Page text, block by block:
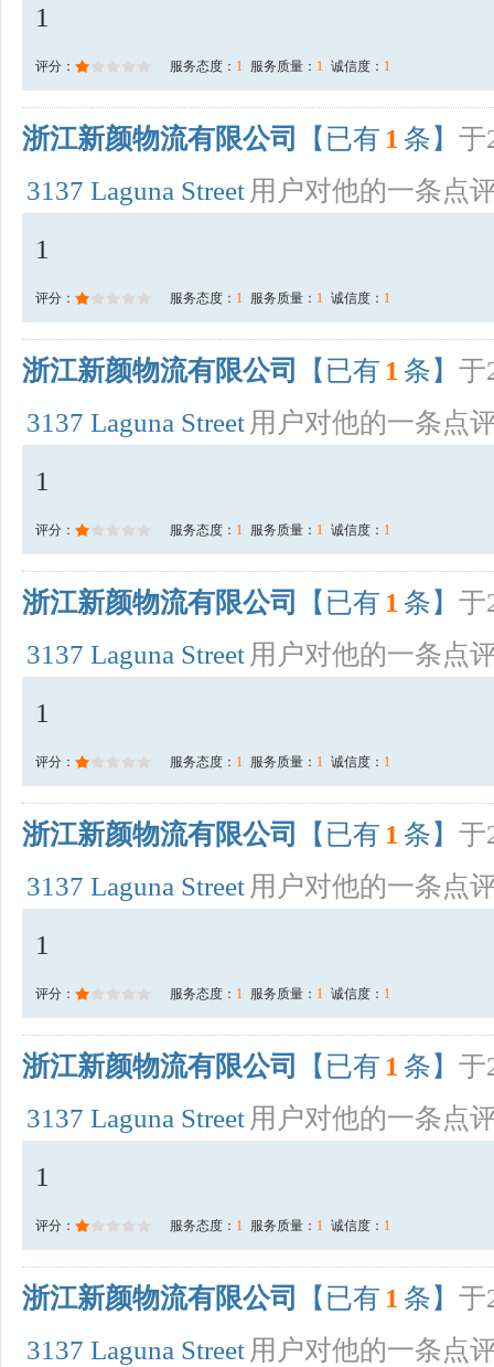
1
评分： 服务态度： 1 服务质量： 1 诚信度： 1
浙江新颜物流有限公司 【已有 1 条】 于
3137 Laguna Street 用户对他的一条点
1
评分： 服务态度： 1 服务质量： 1 诚信度： 1
浙江新颜物流有限公司 【已有 1 条】 于
3137 Laguna Street 用户对他的一条点
1
评分： 服务态度： 1 服务质量： 1 诚信度： 1
浙江新颜物流有限公司 【已有 1 条】 于
3137 Laguna Street 用户对他的一条点
1
评分： 服务态度： 1 服务质量： 1 诚信度： 1
浙江新颜物流有限公司 【已有 1 条】 于
3137 Laguna Street 用户对他的一条点
1
评分： 服务态度： 1 服务质量： 1 诚信度： 1
浙江新颜物流有限公司 【已有 1 条】 于
3137 Laguna Street 用户对他的一条点
1
评分： 服务态度： 1 服务质量： 1 诚信度： 1
浙江新颜物流有限公司 【已有 1 条】 于
3137 Laguna Street 用户对他的一条点